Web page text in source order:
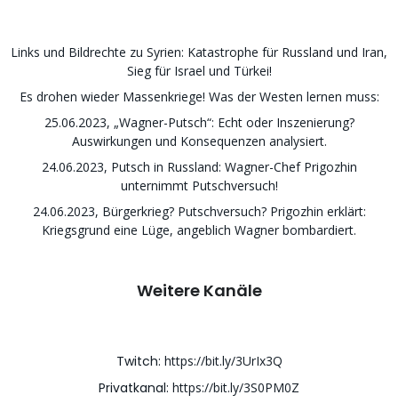
Links und Bildrechte zu Syrien: Katastrophe für Russland und Iran,
Sieg für Israel und Türkei!
Es drohen wieder Massenkriege! Was der Westen lernen muss:
25.06.2023, „Wagner-Putsch“: Echt oder Inszenierung?
Auswirkungen und Konsequenzen analysiert.
24.06.2023, Putsch in Russland: Wagner-Chef Prigozhin
unternimmt Putschversuch!
24.06.2023, Bürgerkrieg? Putschversuch? Prigozhin erklärt:
Kriegsgrund eine Lüge, angeblich Wagner bombardiert.
Weitere Kanäle
Twitch: https://bit.ly/3UrIx3Q
Privatkanal: https://bit.ly/3S0PM0Z